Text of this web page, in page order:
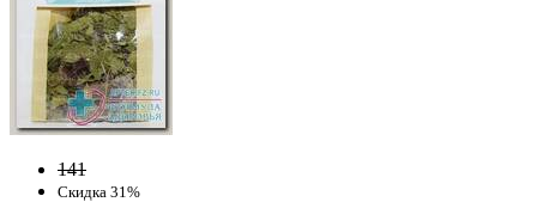
141
Скидка 31%